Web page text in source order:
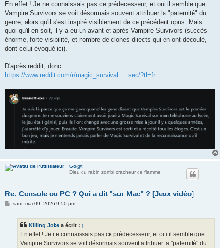
s
a
g
En effet ! Je ne connaissais pas ce prédecesseur, et oui il semble que
Vampire Survivors se voit désormais souvent attribuer la "paternité" du
genre, alors qu'il s'est inspiré visiblement de ce précédent opus. Mais
quoi qu'il en soit, il y a eu un avant et après Vampire Survivors (succès
énorme, forte visibilité, et nombre de clones directs qui en ont découlé,
dont celui évoqué ici).
D'après reddit, donc :
https://www.reddit.com/r/magic_survival ... sed/?tl=fr
Go@t
Dieu du rabin zombi cracheur de flamme
Re: Console ou PC ? Qui a dit "sur Mac" ? [Jeux vidéo]
Msam. mai 09, 2026 9:50 pm
Killing Joke a écrit : ↑
En effet ! Je ne connaissais pas ce prédecesseur, et oui il semble que
Vampire Survivors se voit désormais souvent attribuer la "paternité" du